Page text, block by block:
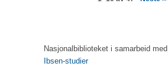
Nasjonalbiblioteket i samarbeid med
Ibsen-studier